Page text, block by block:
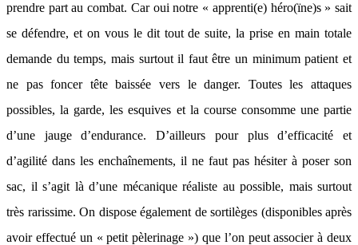
prendre part au combat. Car oui notre « apprenti(e) héro(ïne)s » sait
se défendre, et on vous le dit tout de suite, la prise en main totale
demande du temps, mais surtout il faut être un minimum patient et
ne pas foncer tête baissée vers le danger. Toutes les attaques
possibles, la garde, les esquives et la course consomme une partie
d’une jauge d’endurance. D’ailleurs pour plus d’efficacité et
d’agilité dans les enchaînements, il ne faut pas hésiter à poser son
sac, il s’agit là d’une mécanique réaliste au possible, mais surtout
très rarissime. On dispose également de sortilèges (disponibles après
avoir effectué un « petit pèlerinage ») que l’on peut associer à deux